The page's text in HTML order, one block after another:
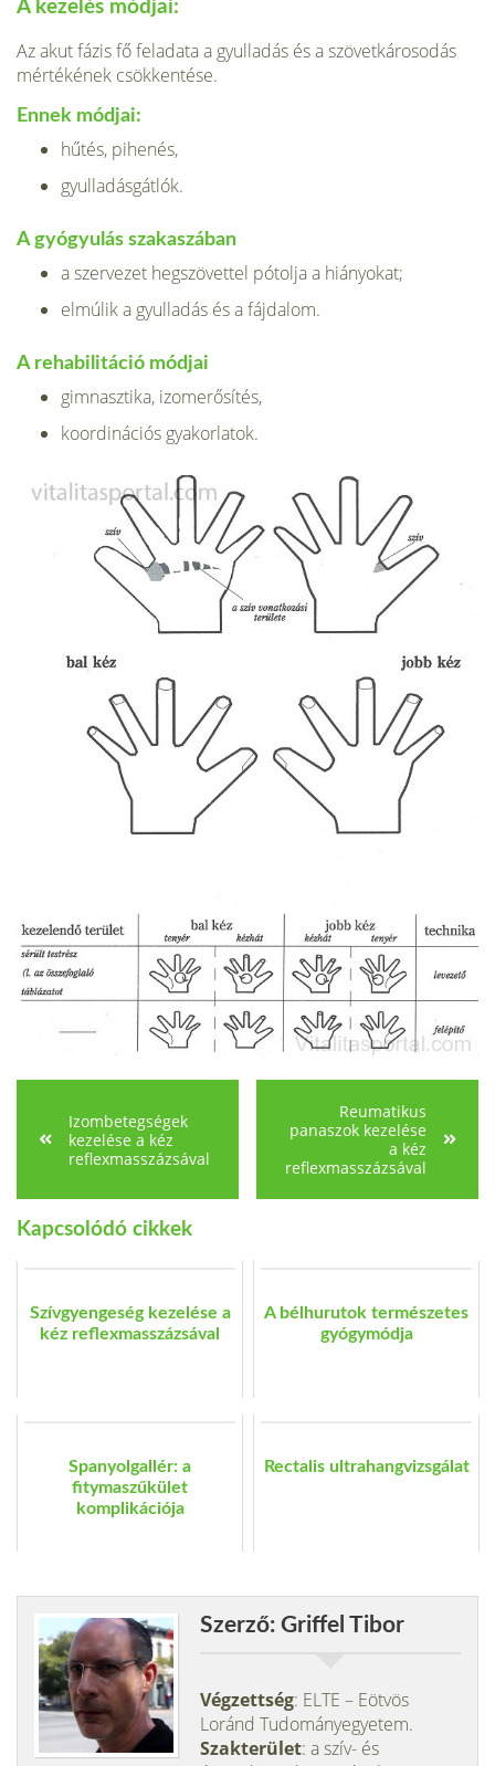
A kezelés módjai:
Az akut fázis fő feladata a gyulladás és a szövetkárosodás
mértékének csökken­tése.
Ennek módjai:
hűtés, pihenés,
gyulladásgátlók.
A gyógyulás szakaszában
a szervezet hegszövettel pótolja a hiányokat;
elmúlik a gyulladás és a fájdalom.
A rehabilitáció módjai
gimnasztika, izomerősítés,
koordinációs gyakorlatok.
Izombetegségek
kezelése a kéz
reflexmasszázsával
Reumatikus
panaszok kezelése
a kéz
reflexmasszázsával
Kapcsolódó cikkek
Szívgyengeség kezelése a
kéz reflexmasszázsával
A bélhurutok természetes
gyógymódja
Spanyolgallér: a
fitymaszűkület
komplikációja
Rectalis ultrahangvizsgálat
Szerző: Griffel Tibor
Végzettség: ELTE – Eötvös
Loránd Tudományegyetem.
Szakterület: a szív- és